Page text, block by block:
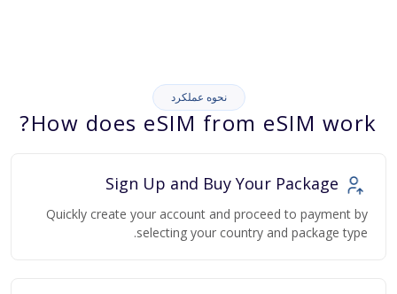
نحوه عملکرد
How does eSIM from eSIM work?
Quickly create your account and proceed to payment by
selecting your country and package type.